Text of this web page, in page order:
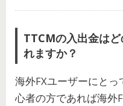
TTCMの入出金は
れますか？
海外FXユーザーにと
心者の方であれば海外